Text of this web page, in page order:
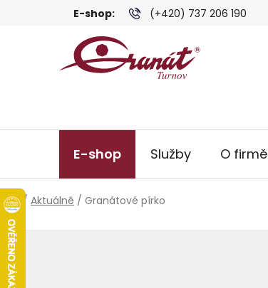
E-shop: (+420) 737 206 190
E-shop Služby O firmě
Domů
/ Aktuálně / Granátové pírko